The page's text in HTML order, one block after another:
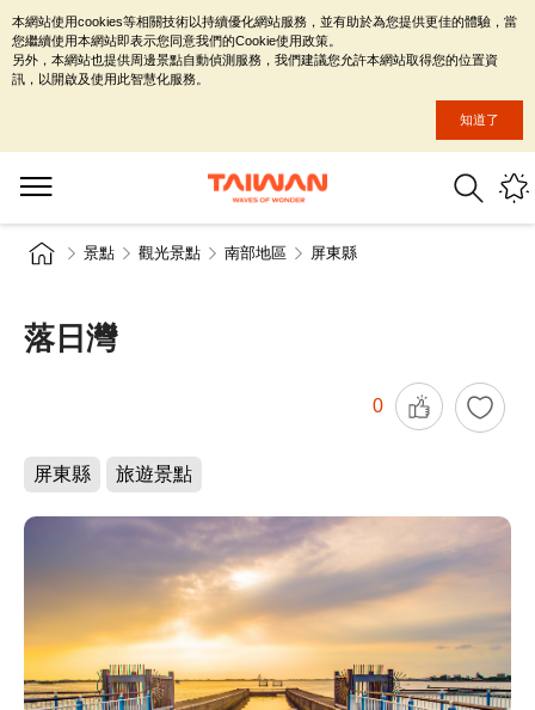
景點 觀光景點 南部地區 屏東縣
落日灣
0
屏東縣 旅遊景點
本網站使用cookies等相關技術以持續優化網站服務，並有助於為您提供更佳的體驗，當
您繼續使用本網站即表示您同意我們的Cookie使用政策。
另外，本網站也提供周邊景點自動偵測服務，我們建議您允許本網站取得您的位置資
訊，以開啟及使用此智慧化服務。
知道了